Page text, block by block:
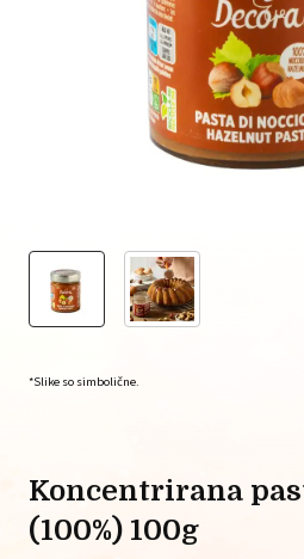
*Slike so simbolične.
koncentrirana pasta lešnik
(100%) 100g